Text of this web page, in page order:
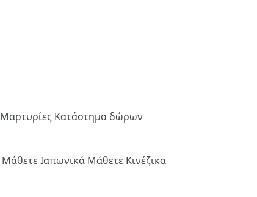
Μαρτυρίες Κατάστημα δώρων
Μάθετε Ιαπωνικά Μάθετε Κινέζικα